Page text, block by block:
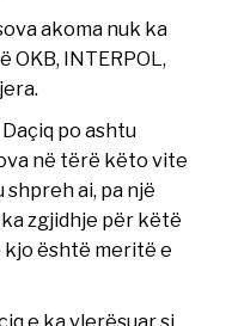
akoma nuk ka
OKB, INTERPOL,
po ashtu
në tërë këto vite
shpreh ai, pa një
zgjidhje për këtë
kjo është meritë e
e ka vlerësuar si